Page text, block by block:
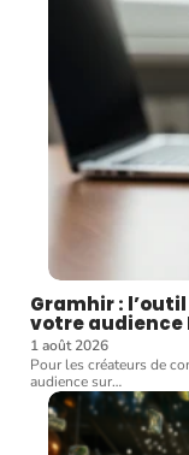
Gramhir :
votre
1 août 2026
Pour les créateurs de
audience sur…